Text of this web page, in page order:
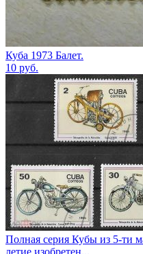
Куба 1973 Балет.
10 руб.
Полная серия Кубы из 5-ти
летие изобретен...